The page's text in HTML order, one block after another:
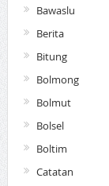
Bawaslu
Berita
Bitung
Bolmong
Bolmut
Bolsel
Boltim
Catatan